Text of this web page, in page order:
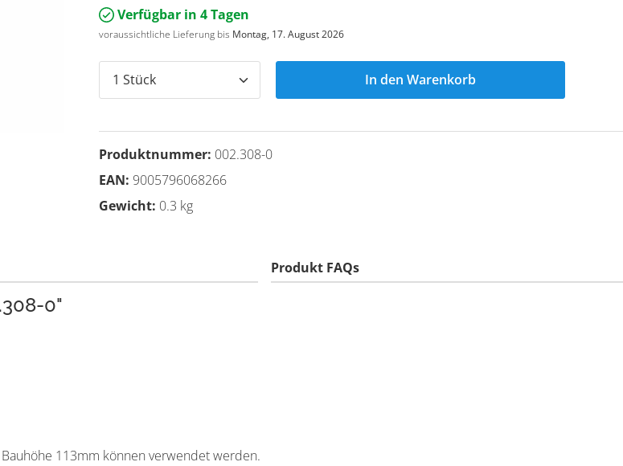
Verfügbar in 4 Tagen
voraussichtliche Lieferung bis Montag, 17. August 2026
In den Warenkorb
Produktnummer: 002.308-0
EAN: 9005796068266
Gewicht: 0.3 kg
Produkt FAQs
0"
113mm können verwendet werden.